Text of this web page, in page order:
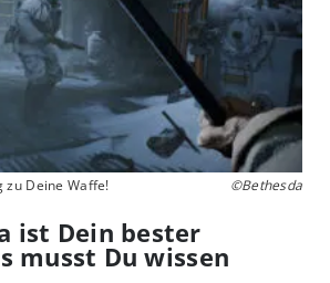
zu Deine Waffe! ©Bethesda
ist Dein bester
musst Du wissen